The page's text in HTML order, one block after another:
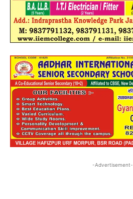
-Advertisement-